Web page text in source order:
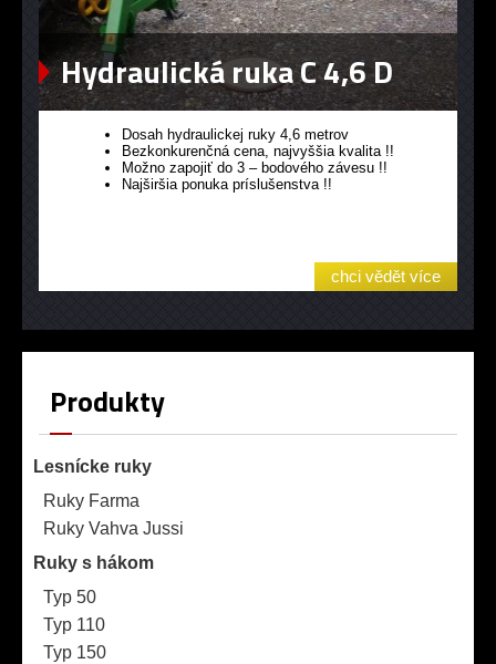
Hydraulická ruka C 4,6 D
Dosah hydraulickej ruky 4,6 metrov
Bezkonkurenčná cena, najvyššia kvalita !!
Možno zapojiť do 3 – bodového závesu !!
Najširšia ponuka príslušenstva !!
chci vědět více
Produkty
Lesnícke ruky
Ruky Farma
Ruky Vahva Jussi
Ruky s hákom
Typ 50
Typ 110
Typ 150